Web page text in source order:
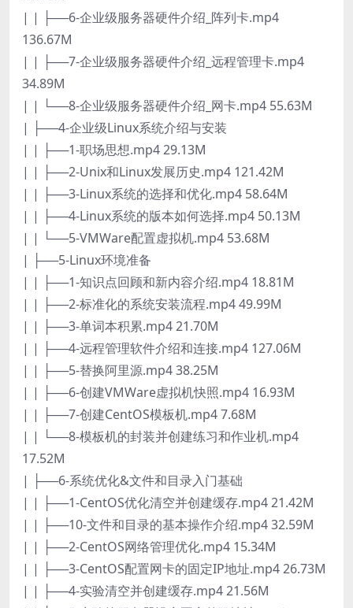
| | ├──6-企业级服务器硬件介绍_阵列卡.mp4
136.67M
| | ├──7-企业级服务器硬件介绍_远程管理卡.mp4
34.89M
| | └──8-企业级服务器硬件介绍_网卡.mp4 55.63M
| ├──4-企业级Linux系统介绍与安装
| | ├──1-职场思想.mp4 29.13M
| | ├──2-Unix和Linux发展历史.mp4 121.42M
| | ├──3-Linux系统的选择和优化.mp4 58.64M
| | ├──4-Linux系统的版本如何选择.mp4 50.13M
| | └──5-VMWare配置虚拟机.mp4 53.68M
| ├──5-Linux环境准备
| | ├──1-知识点回顾和新内容介绍.mp4 18.81M
| | ├──2-标准化的系统安装流程.mp4 49.99M
| | ├──3-单词本积累.mp4 21.70M
| | ├──4-远程管理软件介绍和连接.mp4 127.06M
| | ├──5-替换阿里源.mp4 38.25M
| | ├──6-创建VMWare虚拟机快照.mp4 16.93M
| | ├──7-创建CentOS模板机.mp4 7.68M
| | └──8-模板机的封装并创建练习和作业机.mp4
17.52M
| ├──6-系统优化&文件和目录入门基础
| | ├──1-CentOS优化清空并创建缓存.mp4 21.42M
| | ├──10-文件和目录的基本操作介绍.mp4 32.59M
| | ├──2-CentOS网络管理优化.mp4 15.34M
| | ├──3-CentOS配置网卡的固定IP地址.mp4 26.73M
| | ├──4-实验清空并创建缓存.mp4 21.56M